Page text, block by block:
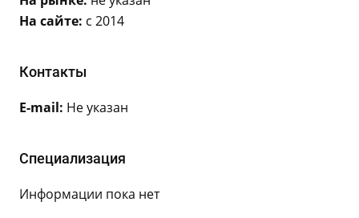
На сайте: с 2014
Контакты
E-mail: Не указан
Специализация
Информации пока нет